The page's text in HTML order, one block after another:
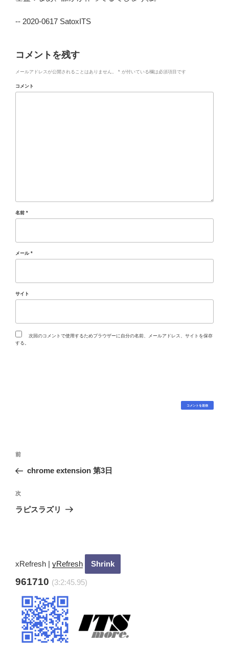
-- 2020-0617 SatoxITS
コメントを残す
メールアドレスが公開されることはありません。 * が付いている欄は必須項目です
コメント
名前 *
メール *
サイト
次回のコメントで使用するためブラウザーに自分の名前、メールアドレス、サイトを保存
する。
投
ナ
ビ
ゲ
ン
過
去
投
稿
前
chrome extension 第3日
次
の
次
ラピスラズリ
xRefresh | yRefresh
961710 (3:2:46.95)